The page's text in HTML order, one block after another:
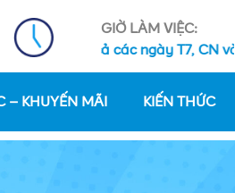
GIỜ LÀM VIỆC:
tất cả các ngày T7, CN và ngày lễ
– KHUYẾN MÃI KIẾN THỨC